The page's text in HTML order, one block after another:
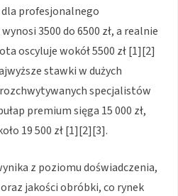
profesjonalnego
3500 do 6500 zł, a realnie
oscyluje wokół 5500 zł [1][2]
stawki w dużych
specjalistów
premium sięga 15 000 zł,
19 500 zł [1][2][3].
z poziomu doświadczenia,
jakości obróbki, co rynek